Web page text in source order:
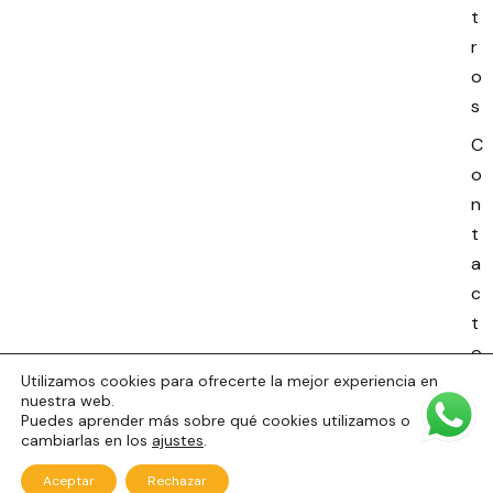
t
r
o
s
C
o
n
t
a
c
t
o
© EscuelaTalentum 2026 | Desarrollo webDomerco.
Utilizamos cookies para ofrecerte la mejor experiencia en
nuestra web.
Puedes aprender más sobre qué cookies utilizamos o
cambiarlas en los ajustes.
Aceptar Rechazar